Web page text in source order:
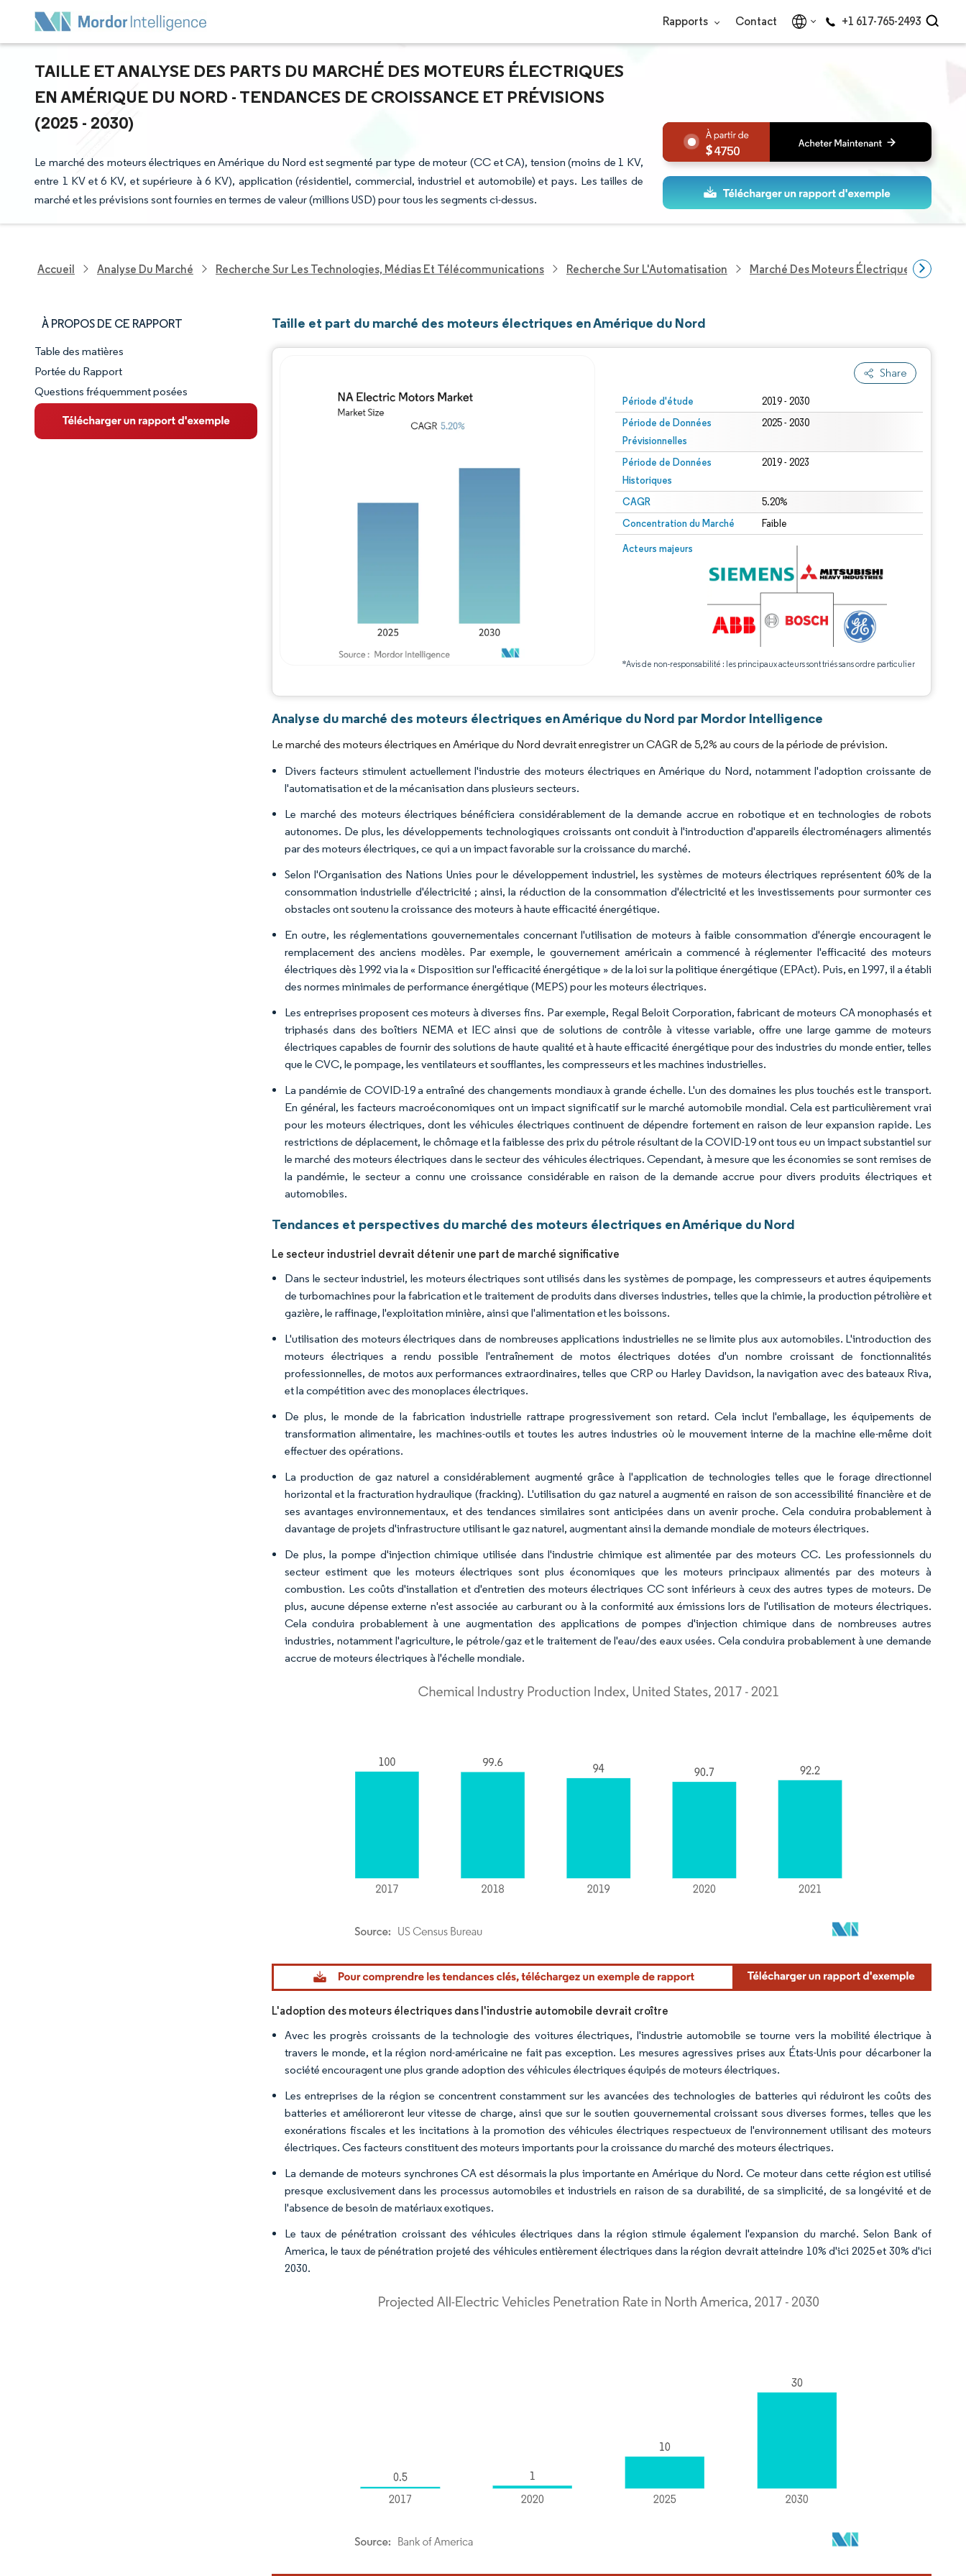
Rapports Contact +1 617-765-2493
TAILLE ET ANALYSE DES PARTS DU MARCHÉ DES MOTEURS ÉLECTRIQUES
EN AMÉRIQUE DU NORD - TENDANCES DE CROISSANCE ET PRÉVISIONS
(2025 - 2030)
Le marché des moteurs électriques en Amérique du Nord est segmenté par type de moteur (CC et CA), tension (moins de 1 KV,
entre 1 KV et 6 KV, et supérieure à 6 KV), application (résidentiel, commercial, industriel et automobile) et pays. Les tailles de
marché et les prévisions sont fournies en termes de valeur (millions USD) pour tous les segments ci-dessus.
4750
Accueil Analyse Du Marché Recherche Sur Les Technologies, Médias Et Télécommunications Recherche Sur L'Automatisation Marché Des Moteurs Électriques En
À PROPOS DE CE RAPPORT
Aperçu du marché
VUE D’ENSEMBLE DU MARCHÉ
Principales tendances du marché
Table des matières
Portée du Rapport
Questions fréquemment posées
Taille et part du marché des moteurs électriques en Amérique du Nord
Share
Période d'étude 2019 - 2030
Période de Données
Prévisionnelles
2025 - 2030
Période de Données
Historiques
2019 - 2023
CAGR 5.20%
Concentration du Marché Faible
Acteurs majeurs
*Avis de non-responsabilité : les principaux acteurs sont triés sans ordre particulier
Analyse du marché des moteurs électriques en Amérique du Nord par Mordor Intelligence
Le marché des moteurs électriques en Amérique du Nord devrait enregistrer un CAGR de 5,2% au cours de la période de prévision.
Divers facteurs stimulent actuellement l'industrie des moteurs électriques en Amérique du Nord, notamment l'adoption croissante de
l'automatisation et de la mécanisation dans plusieurs secteurs.
Le marché des moteurs électriques bénéficiera considérablement de la demande accrue en robotique et en technologies de robots
autonomes. De plus, les développements technologiques croissants ont conduit à l'introduction d'appareils électroménagers alimentés
par des moteurs électriques, ce qui a un impact favorable sur la croissance du marché.
Selon l'Organisation des Nations Unies pour le développement industriel, les systèmes de moteurs électriques représentent 60% de la
consommation industrielle d'électricité ; ainsi, la réduction de la consommation d'électricité et les investissements pour surmonter ces
obstacles ont soutenu la croissance des moteurs à haute efficacité énergétique.
En outre, les réglementations gouvernementales concernant l'utilisation de moteurs à faible consommation d'énergie encouragent le
remplacement des anciens modèles. Par exemple, le gouvernement américain a commencé à réglementer l'efficacité des moteurs
électriques dès 1992 via la « Disposition sur l'efficacité énergétique » de la loi sur la politique énergétique (EPAct). Puis, en 1997, il a établi
des normes minimales de performance énergétique (MEPS) pour les moteurs électriques.
Les entreprises proposent ces moteurs à diverses fins. Par exemple, Regal Beloit Corporation, fabricant de moteurs CA monophasés et
triphasés dans des boîtiers NEMA et IEC ainsi que de solutions de contrôle à vitesse variable, offre une large gamme de moteurs
électriques capables de fournir des solutions de haute qualité et à haute efficacité énergétique pour des industries du monde entier, telles
que le CVC, le pompage, les ventilateurs et soufflantes, les compresseurs et les machines industrielles.
La pandémie de COVID-19 a entraîné des changements mondiaux à grande échelle. L'un des domaines les plus touchés est le transport.
En général, les facteurs macroéconomiques ont un impact significatif sur le marché automobile mondial. Cela est particulièrement vrai
pour les moteurs électriques, dont les véhicules électriques continuent de dépendre fortement en raison de leur expansion rapide. Les
restrictions de déplacement, le chômage et la faiblesse des prix du pétrole résultant de la COVID-19 ont tous eu un impact substantiel sur
le marché des moteurs électriques dans le secteur des véhicules électriques. Cependant, à mesure que les économies se sont remises de
la pandémie, le secteur a connu une croissance considérable en raison de la demande accrue pour divers produits électriques et
automobiles.
Tendances et perspectives du marché des moteurs électriques en Amérique du Nord
Le secteur industriel devrait détenir une part de marché significative
Dans le secteur industriel, les moteurs électriques sont utilisés dans les systèmes de pompage, les compresseurs et autres équipements
de turbomachines pour la fabrication et le traitement de produits dans diverses industries, telles que la chimie, la production pétrolière et
gazière, le raffinage, l'exploitation minière, ainsi que l'alimentation et les boissons.
L'utilisation des moteurs électriques dans de nombreuses applications industrielles ne se limite plus aux automobiles. L'introduction des
moteurs électriques a rendu possible l'entraînement de motos électriques dotées d'un nombre croissant de fonctionnalités
professionnelles, de motos aux performances extraordinaires, telles que CRP ou Harley Davidson, la navigation avec des bateaux Riva,
et la compétition avec des monoplaces électriques.
De plus, le monde de la fabrication industrielle rattrape progressivement son retard. Cela inclut l'emballage, les équipements de
transformation alimentaire, les machines-outils et toutes les autres industries où le mouvement interne de la machine elle-même doit
effectuer des opérations.
La production de gaz naturel a considérablement augmenté grâce à l'application de technologies telles que le forage directionnel
horizontal et la fracturation hydraulique (fracking). L'utilisation du gaz naturel a augmenté en raison de son accessibilité financière et de
ses avantages environnementaux, et des tendances similaires sont anticipées dans un avenir proche. Cela conduira probablement à
davantage de projets d'infrastructure utilisant le gaz naturel, augmentant ainsi la demande mondiale de moteurs électriques.
De plus, la pompe d'injection chimique utilisée dans l'industrie chimique est alimentée par des moteurs CC. Les professionnels du
secteur estiment que les moteurs électriques sont plus économiques que les moteurs principaux alimentés par des moteurs à
combustion. Les coûts d'installation et d'entretien des moteurs électriques CC sont inférieurs à ceux des autres types de moteurs. De
plus, aucune dépense externe n'est associée au carburant ou à la conformité aux émissions lors de l'utilisation de moteurs électriques.
Cela conduira probablement à une augmentation des applications de pompes d'injection chimique dans de nombreuses autres
industries, notamment l'agriculture, le pétrole/gaz et le traitement de l'eau/des eaux usées. Cela conduira probablement à une demande
accrue de moteurs électriques à l'échelle mondiale.
Image © Mordor Intelligence. La réutilisation nécessite une attribution sous CC BY 4.0.
L'adoption des moteurs électriques dans l'industrie automobile devrait croître
Avec les progrès croissants de la technologie des voitures électriques, l'industrie automobile se tourne vers la mobilité électrique à
travers le monde, et la région nord-américaine ne fait pas exception. Les mesures agressives prises aux États-Unis pour décarboner la
société encouragent une plus grande adoption des véhicules électriques équipés de moteurs électriques.
Les entreprises de la région se concentrent constamment sur les avancées des technologies de batteries qui réduiront les coûts des
batteries et amélioreront leur vitesse de charge, ainsi que sur le soutien gouvernemental croissant sous diverses formes, telles que les
exonérations fiscales et les incitations à la promotion des véhicules électriques respectueux de l'environnement utilisant des moteurs
électriques. Ces facteurs constituent des moteurs importants pour la croissance du marché des moteurs électriques.
La demande de moteurs synchrones CA est désormais la plus importante en Amérique du Nord. Ce moteur dans cette région est utilisé
presque exclusivement dans les processus automobiles et industriels en raison de sa durabilité, de sa simplicité, de sa longévité et de
l'absence de besoin de matériaux exotiques.
Le taux de pénétration croissant des véhicules électriques dans la région stimule également l'expansion du marché. Selon Bank of
America, le taux de pénétration projeté des véhicules entièrement électriques dans la région devrait atteindre 10% d'ici 2025 et 30% d'ici
2030.